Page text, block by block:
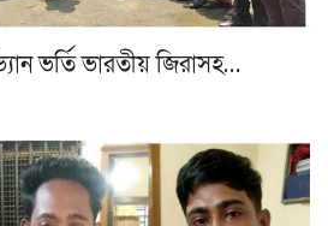
ভর্তি ভারতীয় জিরাসহ…